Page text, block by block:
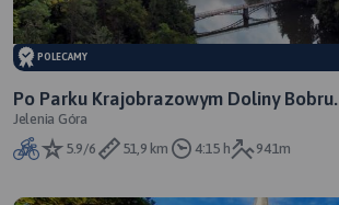
POLECAMY
Po Parku Krajobrazowym Doliny Bobru.
Jelenia Góra
5.9/6
51,9 km 4:15 h 941m